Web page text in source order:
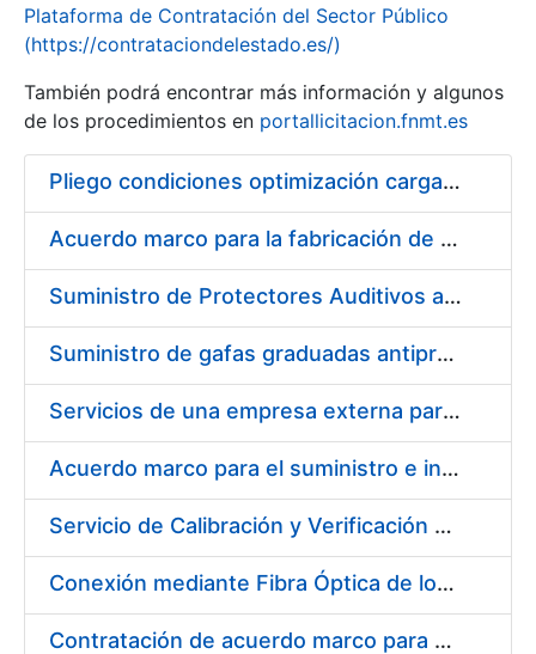
Plataforma de Contratación del Sector Público
(https://contrataciondelestado.es/)
También podrá encontrar más información y algunos
de los procedimientos en portallicitacion.fnmt.es
Pliego condiciones optimización cargas compras firmado
Acuerdo marco para la fabricación de piezas
Suministro de Protectores Auditivos a medida para las personas trabajadoras de los Centros de Trabajo de Madrid y Burgos
Suministro de gafas graduadas antiproyecciones para los trabajadores de la FNMT-RCM en los centros de trabajo de Madrid y Burgos
Servicios de una empresa externa para el asesoramiento y resolución de los recursos de alzada que se presentan relacionados con procesos de selección para la FNMT-RCM
Acuerdo marco para el suministro e instalación de persianas, estores y otros complementos
Servicio de Calibración y Verificación Externa de los Equipos de Medición del Servicio de Prevención de la FNMT-RCM
Conexión mediante Fibra Óptica de los Centros de Proceso de Datos (CPDs) de las sedes de la FNMT-RCM de Burgos y Madrid
Contratación de acuerdo marco para el Suministro de Material de Electricidad para la Fábrica Nacional de Moneda y Timbre-Real Casa de la Moneda en su centro de trabajo de Burgos